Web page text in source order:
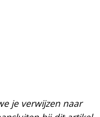
je verwijzen naar